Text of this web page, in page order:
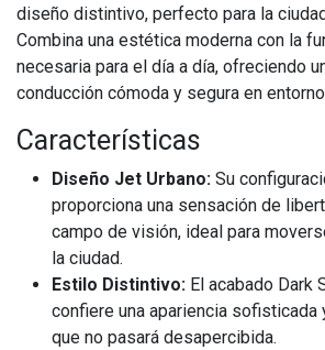
diseño distintivo, perfecto para la
Combina una estética moderna con la
necesaria para el día a día, ofreciendo
conducción cómoda y segura en
Características
Diseño Jet Urbano: Su
proporciona una sensación de
campo de visión, ideal para
la ciudad.
Estilo Distintivo: El acabado Dark
confiere una apariencia sofisticada
que no pasará desapercibida.